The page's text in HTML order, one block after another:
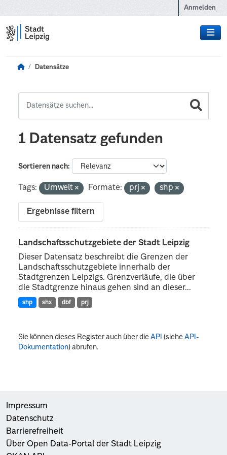
Anmelden
Datensätze
1 Datensatz gefunden
Sortieren nach
Tags: Umwelt Formate: prj shp
Ergebnisse filtern
Landschaftsschutzgebiete der Stadt Leipzig
Dieser Datensatz beschreibt die Grenzen der
Landschaftsschutzgebiete innerhalb der
Stadtgrenzen Leipzigs. Grenzverläufe, die über
die Stadtgrenze hinaus gehen sind an dieser...
shp shx dbf prj
Sie können dieses Register auch über dieAPI (sieheAPI-
Dokumentation) abrufen.
Impressum
Datenschutz
Barrierefreiheit
Über Open Data-Portal der Stadt Leipzig